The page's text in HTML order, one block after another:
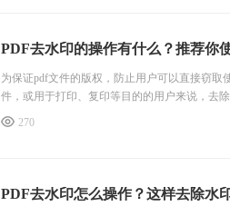
PDF去水印的操作有什么？推荐你
为保证pdf文件的版权，防止用户可以直接窃
件，或用于打印、复印等目的的用户来说，去
或意外修改文件内容。所以，专业的水印去除
270
PDF去水印怎么操作？这样去除水